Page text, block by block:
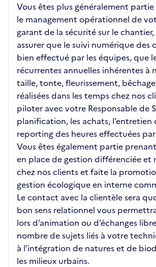
Vous êtes plus généralement
le management opérationnel de
garant de la sécurité sur le
assurer que le suivi numérique des
bien effectué par les équipes, que
récurrentes annuelles inhérentes à
taille, tonte, fleurissement,
réalisées dans les temps chez nos
piloter avec votre Responsable de
planification, les achats, l’entretien
reporting des heures effectuées par
Vous êtes également partie
en place de gestion différenciée et
chez nos clients et faite la
gestion écologique en interne
Le contact avec la clientèle sera
bon sens relationnel vous
lors d’animation ou d’échanges
nombre de sujets liés à votre
à l’intégration de natures et de
les milieux urbains.